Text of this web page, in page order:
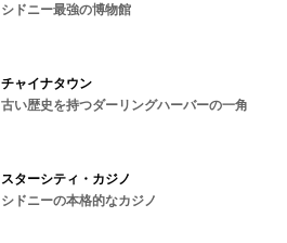
シドニー最強の博物館
チャイナタウン
古い歴史を持つダーリングハーバーの一角
スターシティ・カジノ
シドニーの本格的なカジノ